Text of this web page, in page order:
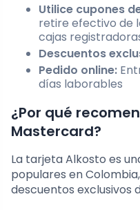
Utilice cupones
retire efectivo de
cajas
Descuentos
Pedido online:
días laborables
¿Por qué
Mastercard?
La tarjeta Alkosto es
populares en
descuentos exclusivos